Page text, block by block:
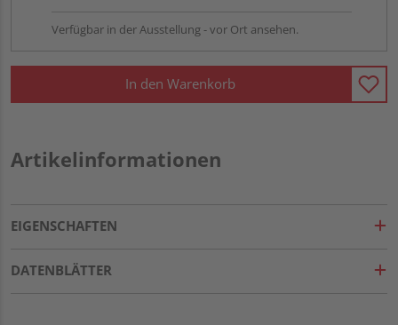
Verfügbar in der Ausstellung - vor Ort ansehen.
In den Warenkorb
Artikelinformationen
EIGENSCHAFTEN
DATENBLÄTTER